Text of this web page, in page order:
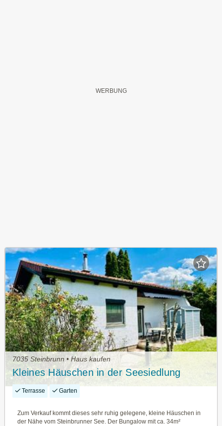
7035 Steinbrunn • Haus kaufen
Kleines Häuschen in der Seesiedlung
Terrasse Garten
Zum Verkauf kommt dieses sehr ruhig gelegene, kleine Häuschen in
der Nähe vom Steinbrunner See. Der Bungalow mit ca. 34m²